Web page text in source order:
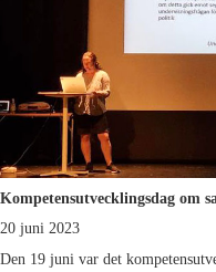
Kompetensutvecklingsdag om
20 juni 2023
Den 19 juni var det